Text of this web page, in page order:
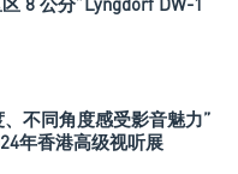
、不同角度感受影音魅力”
年香港高级视听展